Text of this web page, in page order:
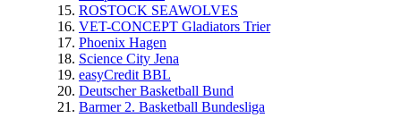
ROSTOCK SEAWOLVES
VET-CONCEPT Gladiators Trier
Phoenix Hagen
Science City Jena
easyCredit BBL
Deutscher Basketball Bund
Barmer 2. Basketball Bundesliga